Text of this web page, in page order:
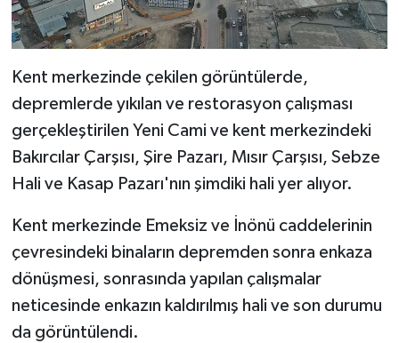
Kent merkezinde çekilen görüntülerde,
depremlerde yıkılan ve restorasyon çalışması
gerçekleştirilen Yeni Cami ve kent merkezindeki
Bakırcılar Çarşısı, Şire Pazarı, Mısır Çarşısı, Sebze
Hali ve Kasap Pazarı'nın şimdiki hali yer alıyor.
Kent merkezinde Emeksiz ve İnönü caddelerinin
çevresindeki binaların depremden sonra enkaza
dönüşmesi, sonrasında yapılan çalışmalar
neticesinde enkazın kaldırılmış hali ve son durumu
da görüntülendi.